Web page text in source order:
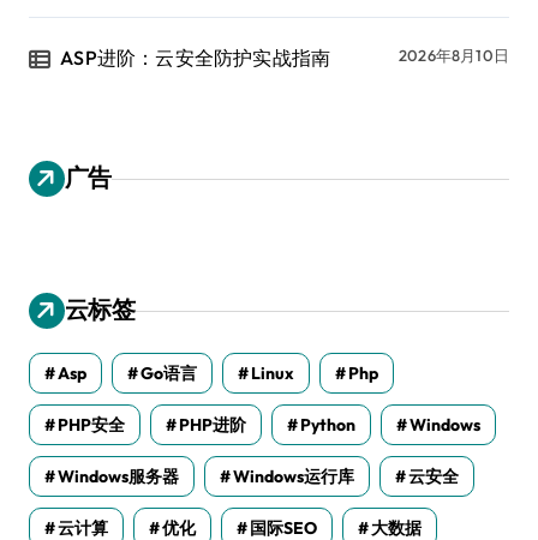
ASP进阶：云安全防护实战指南 2026年8月10日
广告
云标签
Asp Go语言 Linux Php
PHP安全 PHP进阶 Python Windows
Windows服务器 Windows运行库 云安全
云计算 优化 国际SEO 大数据